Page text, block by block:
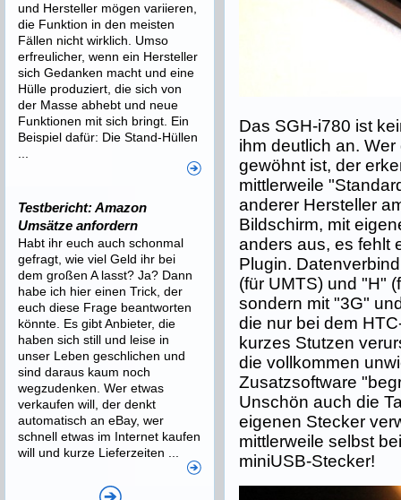
Das SGH-i780 ist
ihm deutlich an.
gewöhnt ist, der
mittlerweile
anderer Hersteller
Bildschirm, mit
anders aus, es fehlt
Plugin.
(für UMTS) und "H"
sondern mit "3G"
die nur bei dem
kurzes Stutzen
die vollkommen
Zusatzsoftware
Unschön auch die
eigenen Stecker
mittlerweile selbst
miniUSB-Stecker!
und Hersteller mögen variieren,
die Funktion in den meisten
Fällen nicht wirklich. Umso
erfreulicher, wenn ein Hersteller
sich Gedanken macht und eine
Hülle produziert, die sich von
der Masse abhebt und neue
Funktionen mit sich bringt. Ein
Beispiel dafür: Die Stand-Hüllen
Testbericht: Amazon
Umsätze anfordern
Habt ihr euch auch schonmal
gefragt, wie viel Geld ihr bei
dem großen A lasst? Ja? Dann
habe ich hier einen Trick, der
euch diese Frage beantworten
könnte. Es gibt Anbieter, die
haben sich still und leise in
unser Leben geschlichen und
sind daraus kaum noch
wegzudenken. Wer etwas
verkaufen will, der denkt
automatisch an eBay, wer
schnell etwas im Internet kaufen
will und kurze Lieferzeiten ...